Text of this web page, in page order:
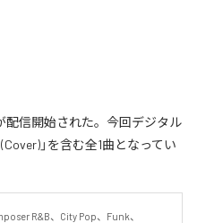
配信開始された。今回デジタル
」を含む全1曲となってい
R&B、City Pop、Funk、